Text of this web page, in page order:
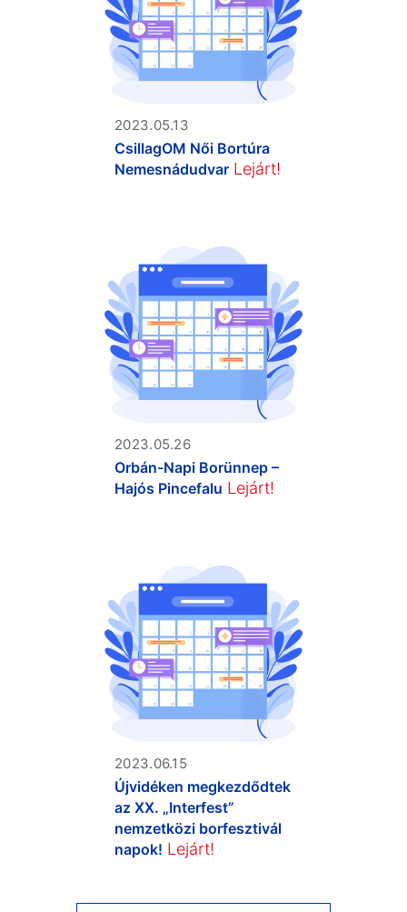
2023.05.13
CsillagOM Női Bortúra
Nemesnádudvar Lejárt!
2023.05.26
Orbán-Napi Borünnep –
Hajós Pincefalu Lejárt!
2023.06.15
Újvidéken megkezdődtek
az XX. „Interfest”
nemzetközi borfesztivál
napok! Lejárt!